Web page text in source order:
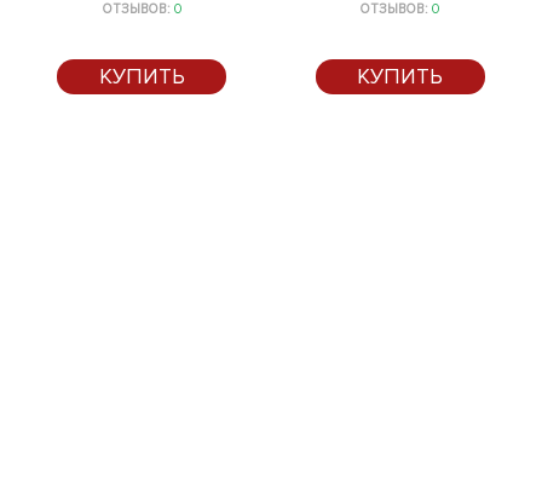
ОТЗЫВОВ: 0
КУПИТЬ
ОТЗЫВОВ:0
КУПИТЬ